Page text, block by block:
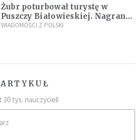
Żubr poturbował turystę w
Puszczy Białowieskiej. Nagranie
daje do myślenia
WIADOMOŚCI Z POLSKI
30 tys. nauczycieli